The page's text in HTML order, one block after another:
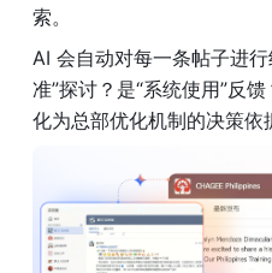
索。
AI 会自动对每一条帖子进
准”探讨？是“系统使用”反
化为总部优化机制的决策依